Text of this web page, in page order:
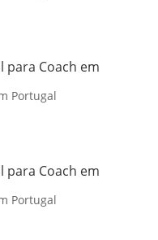
para Coach em
Portugal
para Coach em
Portugal